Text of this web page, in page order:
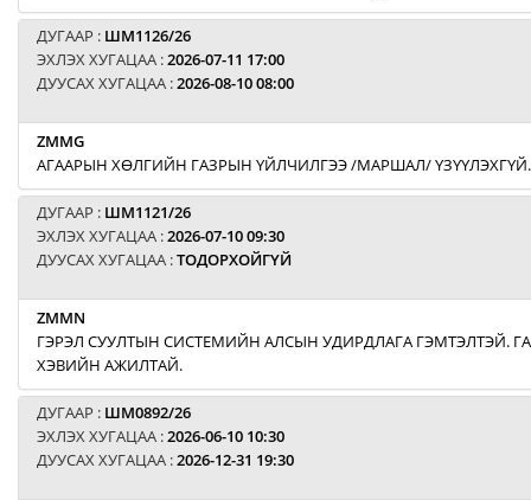
ДУГААР : ШМ1126/26
ЭХЛЭХ ХУГАЦАА :2026-07-11 17:00
ДУУСАХ ХУГАЦАА :2026-08-10 08:00
ZMMG
АГААРЫН ХӨЛГИЙН ГАЗРЫН ҮЙЛЧИЛГЭЭ /МАРШАЛ/ ҮЗҮҮЛЭХГҮЙ.
ДУГААР : ШМ1121/26
ЭХЛЭХ ХУГАЦАА :2026-07-10 09:30
ДУУСАХ ХУГАЦАА :ТОДОРХОЙГҮЙ
ZMMN
ГЭРЭЛ СУУЛТЫН СИСТЕМИЙН АЛСЫН УДИРДЛАГА ГЭМТЭЛТЭЙ.
ХЭВИЙН АЖИЛТАЙ.
ДУГААР : ШМ0892/26
ЭХЛЭХ ХУГАЦАА :2026-06-10 10:30
ДУУСАХ ХУГАЦАА :2026-12-31 19:30